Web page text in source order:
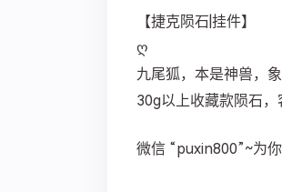
【捷克陨石|挂件】
ღ
九尾狐，本是神兽，象
30g以上收藏款陨石，
微信 “puxin800”~为